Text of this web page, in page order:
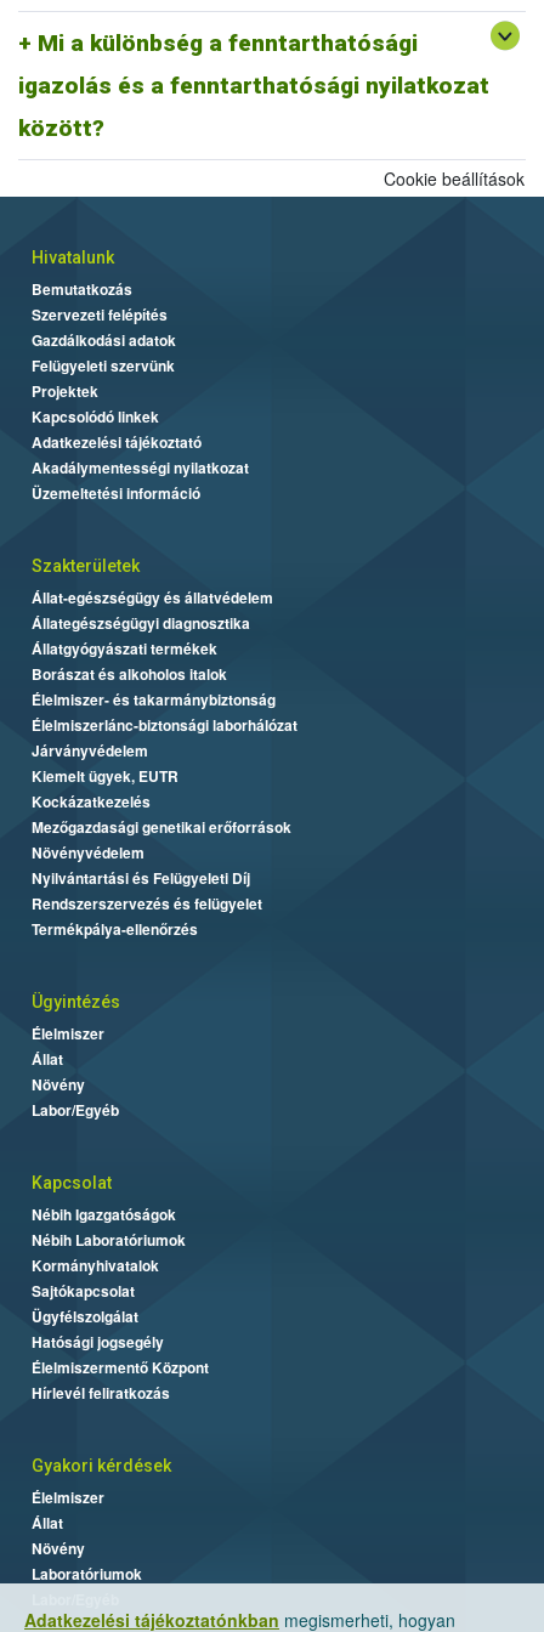
Mi a különbség a fenntarthatósági
igazolás és a fenntarthatósági nyilatkozat
között?
A fentiek alapján fenntarthatósági nyilatkozatnak minősül a
biomassza igazolás is, ahogyan egy ISCC farm nyilatkozat is,
más tagállami fenntarthatósági rendszer szerinti fenntarthatósági
dokumentum is.
Adatkezelési tájékoztatónkban megismerheti, hogyan
Cookie beállítások
Hivatalunk
Bemutatkozás
Szervezeti felépítés
Gazdálkodási adatok
Felügyeleti szervünk
Projektek
Kapcsolódó linkek
Adatkezelési tájékoztató
Akadálymentességi nyilatkozat
Üzemeltetési információ
Szakterületek
Állat-egészségügy és állatvédelem
Állategészségügyi diagnosztika
Állatgyógyászati termékek
Borászat és alkoholos italok
Élelmiszer- és takarmánybiztonság
Élelmiszerlánc-biztonsági laborhálózat
Járványvédelem
Kiemelt ügyek, EUTR
Kockázatkezelés
Mezőgazdasági genetikai erőforrások
Növényvédelem
Nyilvántartási és Felügyeleti Díj
Rendszerszervezés és felügyelet
Termékpálya-ellenőrzés
Ügyintézés
Élelmiszer
Állat
Növény
Labor/Egyéb
Kapcsolat
Nébih Igazgatóságok
Nébih Laboratóriumok
Kormányhivatalok
Sajtókapcsolat
Ügyfélszolgálat
Hatósági jogsegély
Élelmiszermentő Központ
Hírlevél feliratkozás
Gyakori kérdések
Élelmiszer
Állat
Növény
Laboratóriumok